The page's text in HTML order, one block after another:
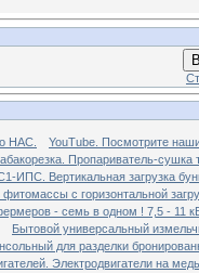
НАС.
YouTube. Посмотрите
Пропариватель-сушка
ИПС. Вертикальная загрузка
с горизонтальной
- семь в одном ! 7,5 - 11
Бытовой универсальный
для разделки
Электродвигатели на